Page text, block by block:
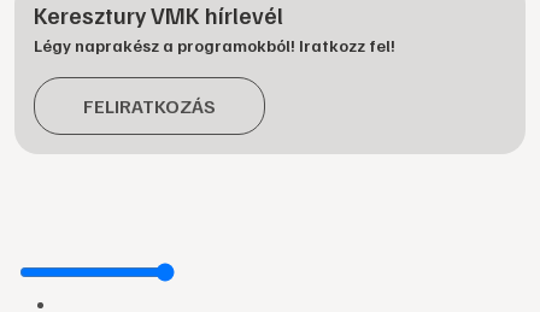
Keresztury VMK hírlevél
Légy naprakész a programokból! Iratkozz fel!
FELIRATKOZÁS